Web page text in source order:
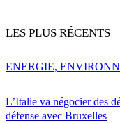
LES PLUS RÉCENTS
L’Italie va négocier des
défense avec Bruxelles
ENERGIE,